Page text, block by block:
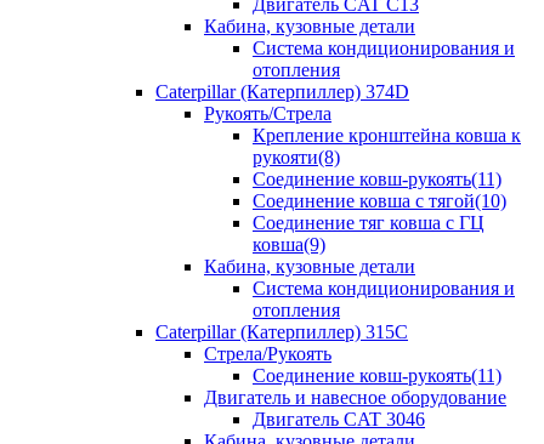
Двигатель CAT C13
Кабина, кузовные детали
Система кондиционирования и
отопления
Caterpillar (Катерпиллер) 374D
Рукоять/Стрела
Крепление кронштейна ковша к
рукояти(8)
Соединение ковш-рукоять(11)
Соединение ковша с тягой(10)
Соединение тяг ковша с ГЦ
ковша(9)
Кабина, кузовные детали
Система кондиционирования и
отопления
Caterpillar (Катерпиллер) 315C
Стрела/Рукоять
Соединение ковш-рукоять(11)
Двигатель и навесное оборудование
Двигатель CAT 3046